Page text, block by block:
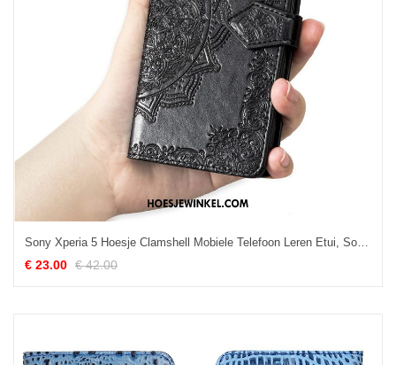
Sony Xperia 5 Hoesje Clamshell Mobiele Telefoon Leren Etui, Sony Xperia 5 Hoesje Bescherming Anti-fall
€ 23.00 € 42.00